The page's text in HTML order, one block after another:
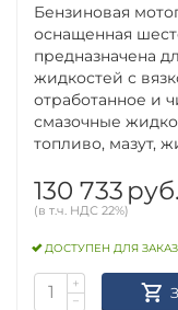
Бензиновая
оснащенная
предназначена
жидкостей с
отработанное и
смазочные
топливо, мазут,
130 733 руб.
(в т.ч. НДС 22%)
ДОСТУПЕН ДЛЯ
+
−